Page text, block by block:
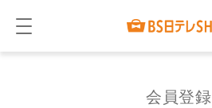
会員登録